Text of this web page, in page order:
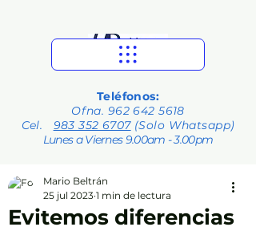
Teléfonos:
Ofna. 962 642 5618
Cel. 983 352 6707(Solo Whatsapp)
Lunes a Viernes 9.00am - 3.00pm
Evitemos diferencias
Mario Beltrán
25 jul 2023 1 min de lectura